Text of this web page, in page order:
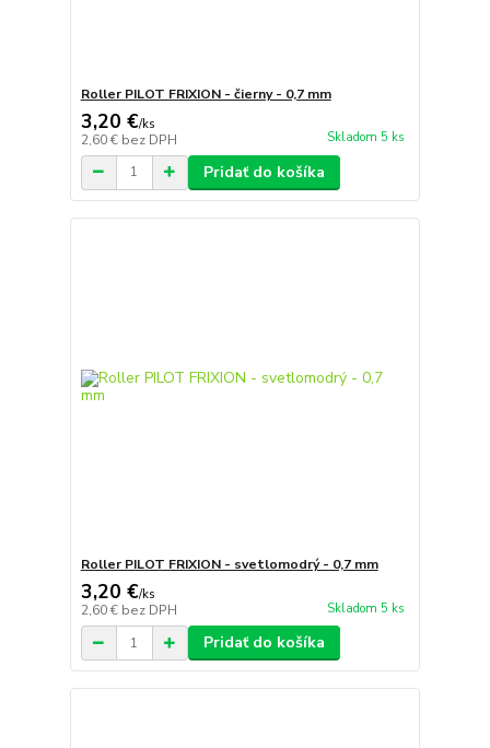
Roller PILOT FRIXION - čierny - 0,7 mm
3,20 €/ks
2,60 € bez DPH Skladom 5 ks
Pridať do košíka
Roller PILOT FRIXION - svetlomodrý - 0,7 mm
3,20 €/ks
2,60 € bez DPH Skladom 5 ks
Pridať do košíka